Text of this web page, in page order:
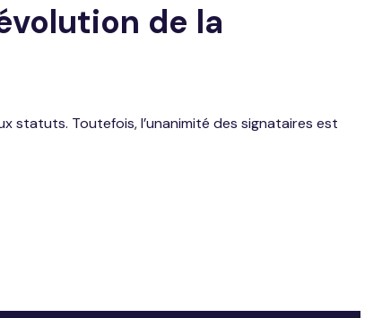
de la
statuts. Toutefois, l’unanimité des signataires est